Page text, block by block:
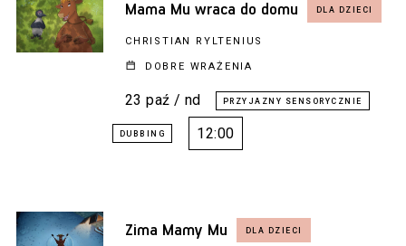
Mama Mu wraca do domu
CHRISTIAN RYLTENIUS
DOBRE WRAŻENIA
23 paź / nd
12:00
Zima Mamy Mu